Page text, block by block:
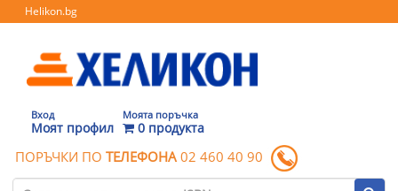
Helikon.bg
Вход
Моят профил
Моята поръчка
0 продукта
ПОРЪЧКИ ПО ТЕЛЕФОНА 02 460 40 90